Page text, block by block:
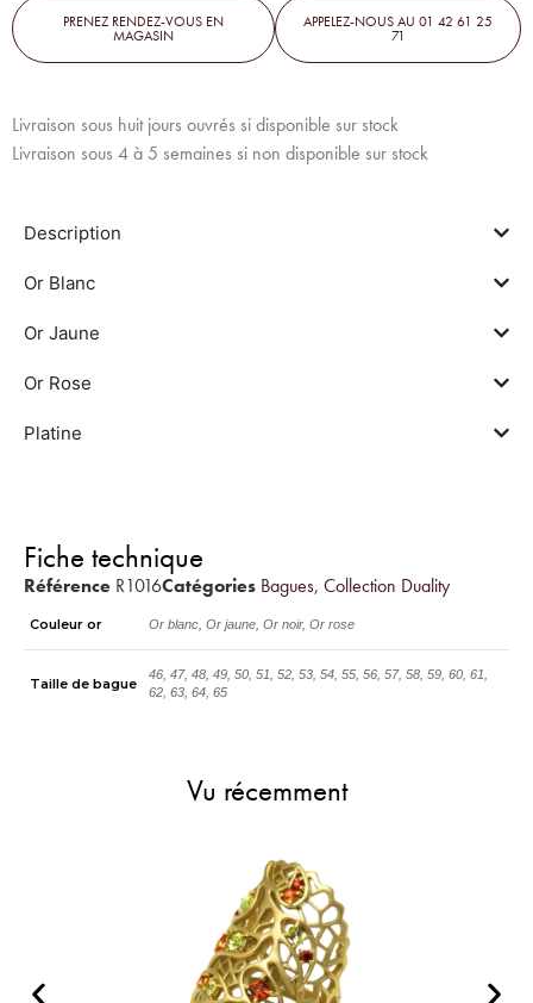
PRENEZ RENDEZ-VOUS EN
MAGASIN
APPELEZ-NOUS AU 01 42 61 25
71
Livraison sous huit jours ouvrés si disponible sur stock
Livraison sous 4 à 5 semaines si non disponible sur stock
Description
Or Blanc
Or Jaune
Or Rose
Platine
Fiche technique
Référence R1016Catégories Bagues, Collection Duality
Couleur or Or blanc, Or jaune, Or noir, Or rose
Taille de bague
46, 47, 48, 49, 50, 51, 52, 53, 54, 55, 56, 57, 58, 59, 60, 61,
62, 63, 64, 65
Vu récemment